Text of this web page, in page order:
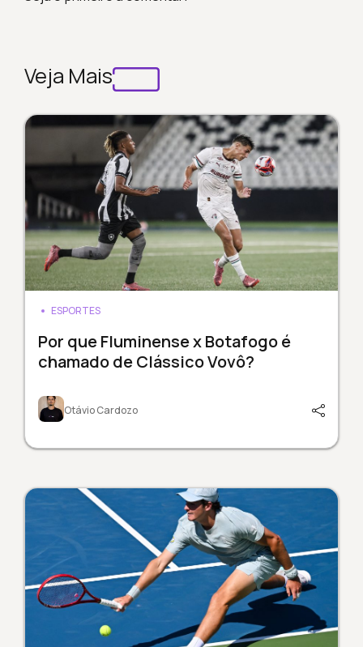
Veja Mais
ESPORTES
Por que Fluminense x Botafogo é
chamado de Clássico Vovô?
Otávio Cardozo